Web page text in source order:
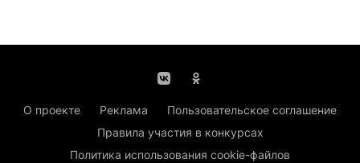
О проекте Реклама
Пользовательское соглашение
Правила участия в конкурсах
Политика использования cookie-файлов